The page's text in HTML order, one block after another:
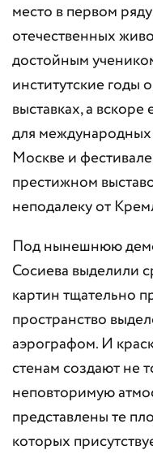
место в первом
отечественных
достойным
институтские годы
выставках, а
для
Москве и
престижном
неподалеку от
Под нынешнюю
Сосиева выделили
картин тщательно
пространство
аэрографом. И
стенам создают не
неповторимую
представлены те
которых